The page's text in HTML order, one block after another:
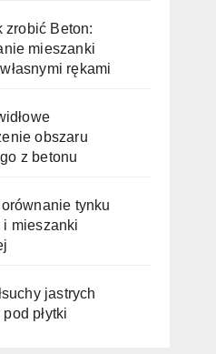
zrobić Beton:
mieszanki
rękami
obszaru
z betonu
tynku
mieszanki
jastrych
płytki